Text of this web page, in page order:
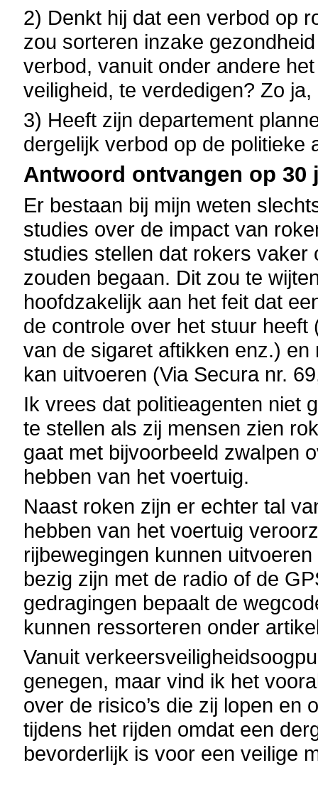
2) Denkt hij dat een verbod op
zou sorteren inzake
verbod, vanuit onder andere
veiligheid, te verdedigen? Zo
3) Heeft zijn departement
dergelijk verbod op de politieke
Antwoord ontvangen op 30
Er bestaan bij mijn weten
studies over de impact van
studies stellen dat rokers
zouden begaan. Dit zou te
hoofdzakelijk aan het feit dat
de controle over het stuur
van de sigaret aftikken enz.)
kan uitvoeren (Via Secura nr.
Ik vrees dat politieagenten niet
te stellen als zij mensen zien
gaat met bijvoorbeeld zwalpen
hebben van het voertuig.
Naast roken zijn er echter tal
hebben van het voertuig
rijbewegingen kunnen
bezig zijn met de radio of de
gedragingen bepaalt de
kunnen ressorteren onder
Vanuit
genegen, maar vind ik het
over de risico’s die zij lopen en
tijdens het rijden omdat een
bevorderlijk is voor een veilige